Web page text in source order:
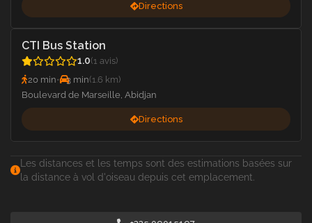
Directions
CTI Bus Station
1.0(1 avis)
20 min• 3 min(1.6 km)
Boulevard de Marseille, Abidjan
Directions
Les distances et les temps sont des estimations basées sur
la distance à vol d'oiseau depuis cet emplacement.